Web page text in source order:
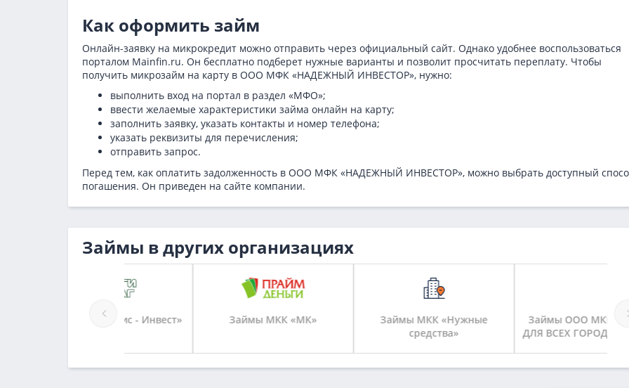
Как оформить займ
Онлайн-заявку на микрокредит можно отправить через официальный сайт. Однако удобнее воспользоваться
порталом Mainfin.ru. Он бесплатно подберет нужные варианты и позволит просчитать переплату. Чтобы
получить микрозайм на карту в ООО МФК «НАДЕЖНЫЙ ИНВЕСТОР», нужно:
выполнить вход на портал в раздел «МФО»;
ввести желаемые характеристики займа онлайн на карту;
заполнить заявку, указать контакты и номер телефона;
указать реквизиты для перечисления;
отправить запрос.
Перед тем, как оплатить задолженность в ООО МФК «НАДЕЖНЫЙ ИНВЕСТОР», можно выбрать доступный
погашения. Он приведен на сайте компании.
Займы в других организациях
МКК «Эбис - Инвест» Займы МКК «МК»
Займы МКК «Нужные
Займы ООО МКК «ДЕНЬГИ
ДЛЯ ВСЕХ ГОРОД НЕВЕЛЬСК»